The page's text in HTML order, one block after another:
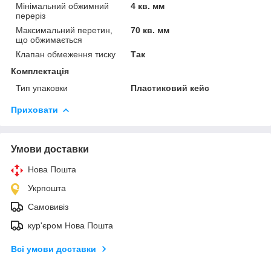
Мінімальний обжимний
переріз
4 кв. мм
Максимальний перетин,
що обжимається
70 кв. мм
Клапан обмеження тиску
Так
Комплектація
Тип упаковки
Пластиковий кейс
Приховати
Умови доставки
Нова Пошта
Укрпошта
Самовивіз
кур'єром Нова Пошта
Всі умови доставки